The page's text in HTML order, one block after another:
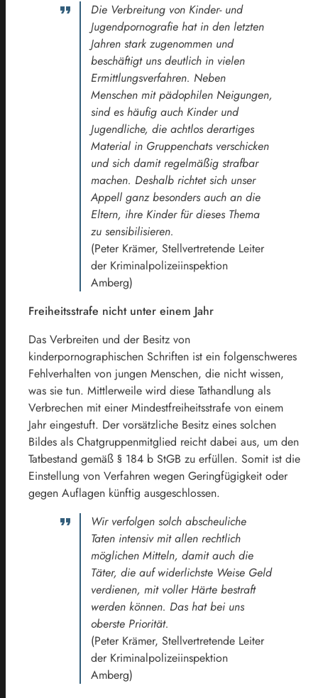
Die Verbreitung von Kinder- und
Jugendpornografie hat in den letzten
Jahren stark zugenommen und
beschäftigt uns deutlich in vielen
Ermittlungsverfahren. Neben
Menschen mit pädophilen Neigungen,
sind es häufig auch Kinder und
Jugendliche, die achtlos derartiges
Material in Gruppenchats verschicken
und sich damit regelmäßig strafbar
machen. Deshalb richtet sich unser
Appell ganz besonders auch an die
Eltern, ihre Kinder für dieses Thema
zu sensibilisieren.
(Peter Krämer, Stellvertretende Leiter
der Kriminalpolizeiinspektion
Amberg)
Freiheitsstrafe nicht unter einem Jahr
Das Verbreiten und der Besitz von
kinderpornographischen Schriften ist ein folgenschweres
Fehlverhalten von jungen Menschen, die nicht wissen,
was sie tun. Mittlerweile wird diese Tathandlung als
Verbrechen mit einer Mindestfreiheitsstrafe von einem
Jahr eingestuft. Der vorsätzliche Besitz eines solchen
Bildes als Chatgruppenmitglied reicht dabei aus, um den
Tatbestand gemäß § 184 b StGB zu erfüllen. Somit ist die
Einstellung von Verfahren wegen Geringfügigkeit oder
gegen Auflagen künftig ausgeschlossen.
Wir verfolgen solch abscheuliche
Taten intensiv mit allen rechtlich
möglichen Mitteln, damit auch die
Täter, die auf widerlichste Weise Geld
verdienen, mit voller Härte bestraft
werden können. Das hat bei uns
oberste Priorität.
(Peter Krämer, Stellvertretende Leiter
der Kriminalpolizeiinspektion
Amberg)